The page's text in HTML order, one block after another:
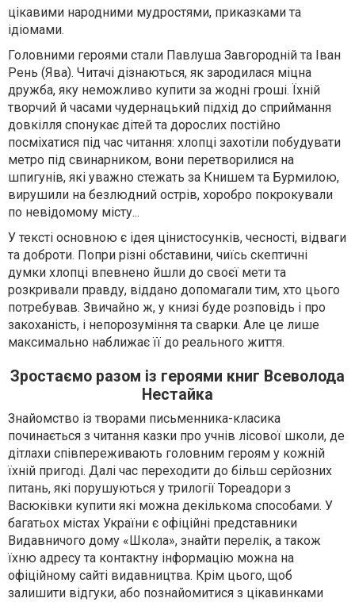
цікавими народними мудростями, приказками та
ідіомами.
Головними героями стали Павлуша Завгородній та Іван
Рень (Ява). Читачі дізнаються, як зародилася міцна
дружба, яку неможливо купити за жодні гроші. Їхній
творчий й часами чудернацький підхід до сприймання
довкілля спонукає дітей та дорослих постійно
посміхатися під час читання: хлопці захотіли побудувати
метро під свинарником, вони перетворилися на
шпигунів, які уважно стежать за Книшем та Бурмилою,
вирушили на безлюдний острів, хоробро покрокували
по невідомому місту...
У тексті основною є ідея цінистосунків, чесності, відваги
та доброти. Попри різні обставини, чиїсь скептичні
думки хлопці впевнено йшли до своєї мети та
розкривали правду, віддано допомагали тим, хто цього
потребував. Звичайно ж, у книзі буде розповідь і про
закоханість, і непорозуміння та сварки. Але це лише
максимально наближає її до реального життя.
Зростаємо разом із героями книг Всеволода
Нестайка
Знайомство із творами письменника-класика
починається з читання казки про учнів лісової школи, де
дітлахи співпереживають головним героям у кожній
їхній пригоді. Далі час переходити до більш серйозних
питань, які порушуються у трилогії Тореадори з
Васюківки купити які можна декількома способами. У
багатьох містах України є офіційні представники
Видавничого дому «Школа», знайти перелік, а також
їхню адресу та контактну інформацію можна на
офіційному сайті видавництва. Крім цього, щоб
залишити відгуки, або познайомитися з цікавинками